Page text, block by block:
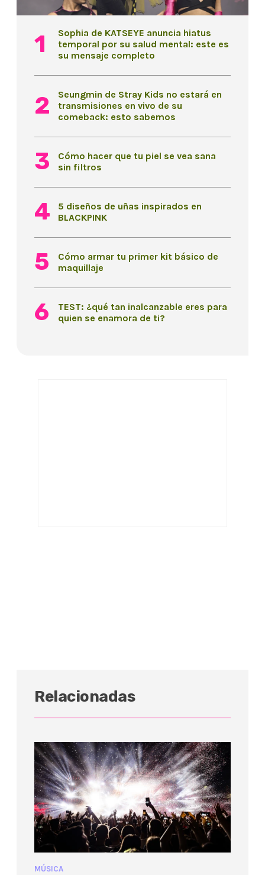
Sophia de KATSEYE anuncia hiatus
temporal por su salud mental: este es
su mensaje completo
Seungmin de Stray Kids no estará en
transmisiones en vivo de su
comeback: esto sabemos
Cómo hacer que tu piel se vea sana
sin filtros
5 diseños de uñas inspirados en
BLACKPINK
Cómo armar tu primer kit básico de
maquillaje
TEST: ¿qué tan inalcanzable eres para
quien se enamora de ti?
Relacionadas
MÚSICA